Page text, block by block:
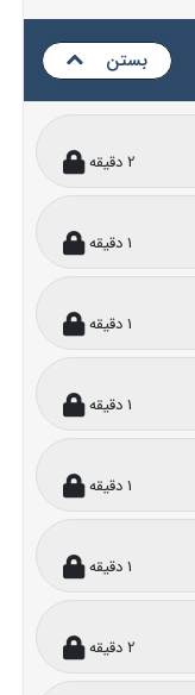
بستن
2 دقیقه
1 دقیقه
1 دقیقه
1 دقیقه
1 دقیقه
1 دقیقه
2 دقیقه